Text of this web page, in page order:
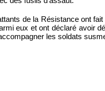
de la Résistance ont
eux et ont déclaré avoir
les soldats